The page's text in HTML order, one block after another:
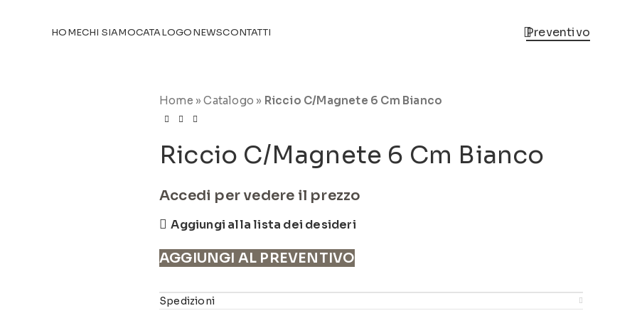
HOMECHI SIAMOCATALOGONEWSCONTATTI Preventivo
Home »Catalogo » Riccio C/Magnete 6 Cm Bianco
Riccio C/Magnete 6 Cm Bianco
Accedi per vedere il prezzo
Aggiungi alla lista dei desideri
AGGIUNGI AL PREVENTIVO
Spedizioni